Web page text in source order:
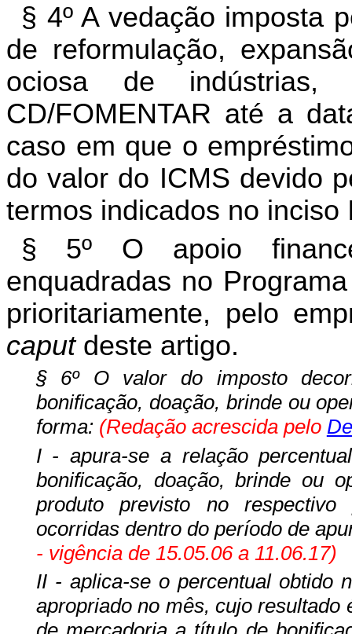
§ 4º A vedação imposta
de reformulação,
ociosa de indústrias,
CD/FOMENTAR até a
caso em que o
do valor do ICMS devido
termos indicados no
§ 5º O apoio
enquadradas no
prioritariamente, pelo
caputdeste artigo.
§ 6º O valor do imposto
bonificação, doação, brinde ou
forma: (Redação acrescida pelo
I - apura-se a relação
bonificação, doação, brinde ou
produto previsto no respectivo
ocorridas dentro do período de
- vigência de 15.05.06 a 11.06.17)
II - aplica-se o percentual obtido
apropriado no mês, cujo